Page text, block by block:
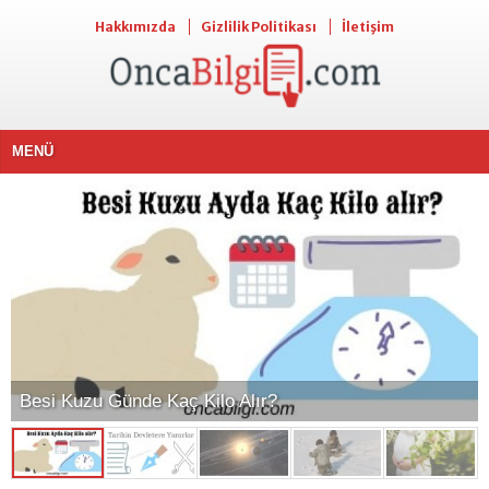
Hakkımızda Gizlilik Politikası İletişim
MENÜ
Besi Kuzu Günde Kaç Kilo Alır?